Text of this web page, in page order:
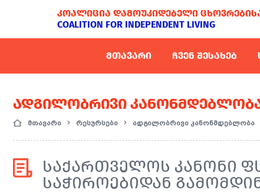
ᲙᲝᲐᲚᲘᲪᲘᲐ ᲓᲐᲛᲝᲣᲙᲘᲓᲔᲑᲔᲚᲘ
COALITION FOR INDEPENDENT LIVING
ᲛᲗᲐᲕᲐᲠᲘ ᲩᲕᲔᲜ ᲨᲔᲡᲐᲮᲔᲑ
ᲐᲓᲒᲘᲚᲝᲑᲠᲘᲕᲘ
მთავარი რესურსები ადგილობრივი კანონმდებლობა
ᲡᲐᲥᲐᲠᲗᲕᲔᲚᲝᲡ ᲙᲐᲜᲝᲜᲘ
ᲡᲐᲭᲘᲠᲝᲔᲑᲘᲓᲐᲜ